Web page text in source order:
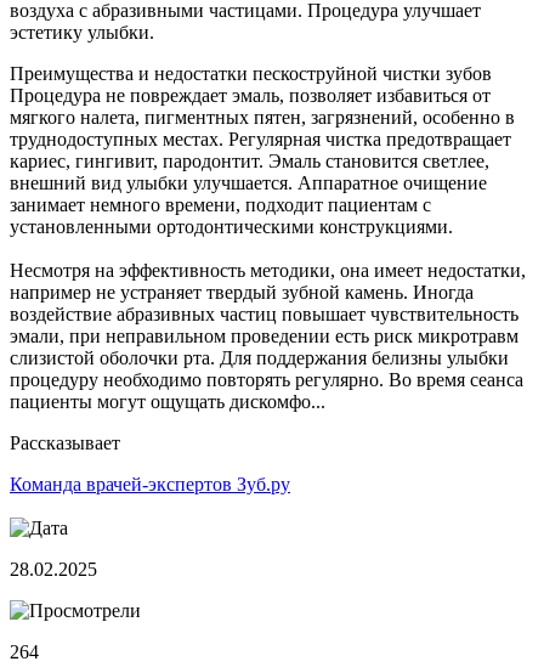
воздуха с абразивными частицами. Процедура улучшает
эстетику улыбки.
Преимущества и недостатки пескоструйной чистки зубов
Процедура не повреждает эмаль, позволяет избавиться от
мягкого налета, пигментных пятен, загрязнений, особенно в
труднодоступных местах. Регулярная чистка предотвращает
кариес, гингивит, пародонтит. Эмаль становится светлее,
внешний вид улыбки улучшается. Аппаратное очищение
занимает немного времени, подходит пациентам с
установленными ортодонтическими конструкциями.
Несмотря на эффективность методики, она имеет недостатки,
например не устраняет твердый зубной камень. Иногда
воздействие абразивных частиц повышает чувствительность
эмали, при неправильном проведении есть риск микротравм
слизистой оболочки рта. Для поддержания белизны улыбки
процедуру необходимо повторять регулярно. Во время сеанса
пациенты могут ощущать дискомфо...
Рассказывает
Команда врачей-экспертов Зуб.ру
28.02.2025
264